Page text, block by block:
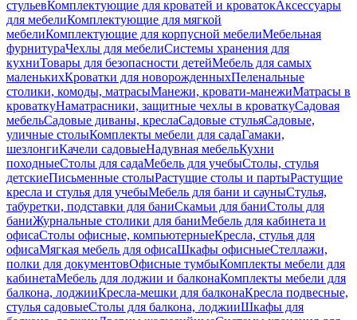
стульевКомплектующие для кроватей и кроватокАксессуары
для мебелиКомплектующие для мягкой
мебелиКомплектующие для корпусной мебелиМебельная
фурнитураЧехлы для мебелиСистемы хранения для
кухниТовары для безопасности детейМебель для самых
маленькихКроватки для новорожденныхПеленальные
столики, комоды, матрасыМанежи, кровати-манежиМатрасы в
кроваткуНаматрасники, защитные чехлы в кроваткуСадовая
мебельСадовые диваны, креслаСадовые стульяСадовые,
уличные столыКомплекты мебели для садаГамаки,
шезлонгиКачели садовыеНадувная мебельКухни
походныеСтолы для садаМебель для учебыСтолы, стулья
детскиеПисьменные столыРастущие столы и партыРастущие
кресла и стулья для учебыМебель для бани и сауныСтулья,
табуретки, подставки для баниСкамьи для баниСтолы для
баниЖурнальные столики для баниМебель для кабинета и
офисаСтолы офисные, компьютерныеКресла, стулья для
офисаМягкая мебель для офисаШкафы офисныеСтеллажи,
полки для документовОфисные тумбыКомплекты мебели для
кабинетаМебель для лоджии и балконаКомплекты мебели для
балкона, лоджииКресла-мешки для балконаКресла подвесные,
стулья садовыеСтолы для балкона, лоджииШкафы для